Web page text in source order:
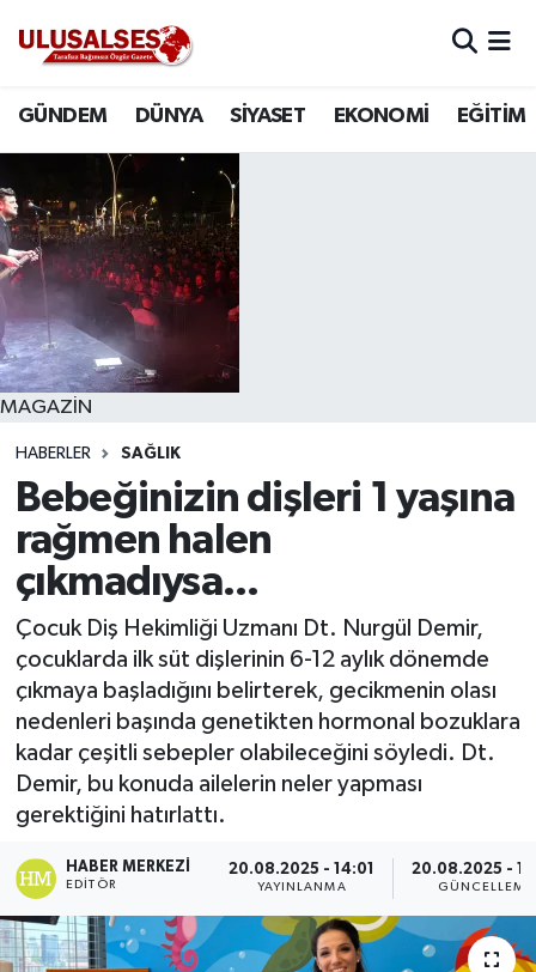
GÜNDEM DÜNYA SİYASET EKONOMİ EĞİTİM
MAGAZİN
HABERLER SAĞLIK
Bebeğinizin dişleri 1 yaşına
rağmen halen
çıkmadıysa...
Çocuk Diş Hekimliği Uzmanı Dt. Nurgül Demir,
çocuklarda ilk süt dişlerinin 6-12 aylık dönemde
çıkmaya başladığını belirterek, gecikmenin olası
nedenleri başında genetikten hormonal bozuklara
kadar çeşitli sebepler olabileceğini söyledi. Dt.
Demir, bu konuda ailelerin neler yapması
gerektiğini hatırlattı.
HABER MERKEZI
EDITÖR
20.08.2025 - 14:01
YAYINLANMA
20.08.2025 -
GÜNCELLEME
DÜNYA
SİYASET
EKONOMİ
EĞİTİM
SAĞLIK
MAGAZİN
SPOR
Trafik Durumu
Süper Lig Puan Durumu ve Fikstür
Tüm Manşetler
Son Dakika Haberleri
Haber Arşivi